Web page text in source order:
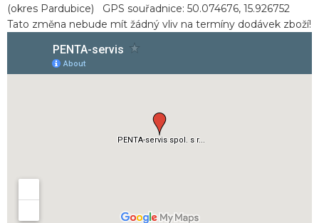
(okres Pardubice) GPS souřadnice: 50.074676, 15.926752
Tato změna nebude mít žádný vliv na termíny dodávek zboží!